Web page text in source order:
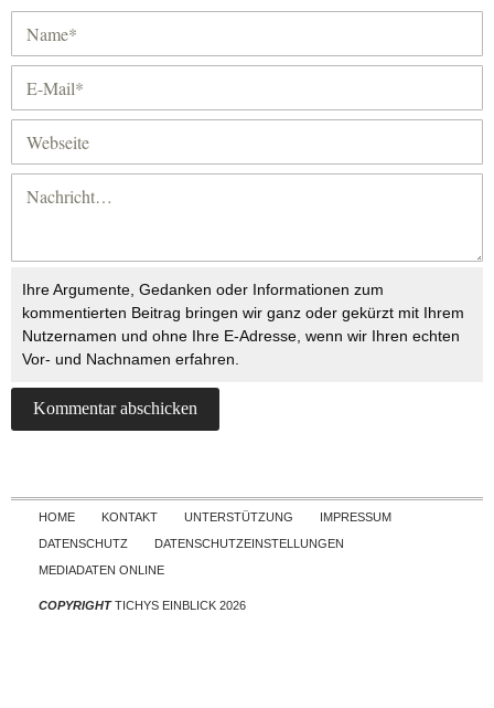
Ihre Argumente, Gedanken oder Informationen zum
kommentierten Beitrag bringen wir ganz oder gekürzt mit Ihrem
Nutzernamen und ohne Ihre E-Adresse, wenn wir Ihren echten
Vor- und Nachnamen erfahren.
Skip to content
HOME KONTAKT UNTERSTÜTZUNG
IMPRESSUM
DATENSCHUTZ
DATENSCHUTZEINSTELLUNGEN
MEDIADATEN ONLINE
COPYRIGHTTICHYS EINBLICK 2026